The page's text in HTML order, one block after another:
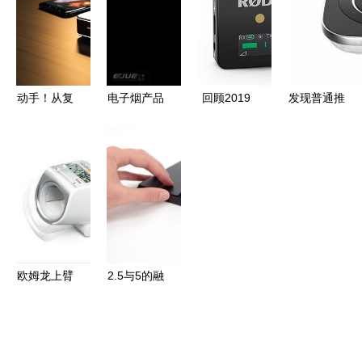
革命到智能
行业潮流
动手！从复
小型创意电
子产品带你
递归生活的
乐与美
电子烟产品
让吸烟不再
有害健康的
创新实践
——怡觉设
回顾2019
发现普通推
欧姆龙上臂
2.5与5的融